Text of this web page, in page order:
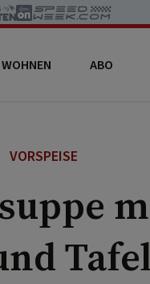
WOHNEN ABO
VORSPEISE